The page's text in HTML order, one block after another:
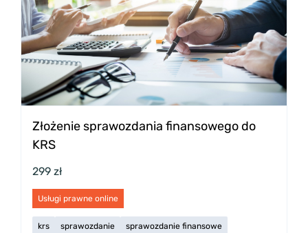
Złożenie sprawozdania finansowego do
KRS
299 zł
Usługi prawne online
krs sprawozdanie sprawozdanie finansowe